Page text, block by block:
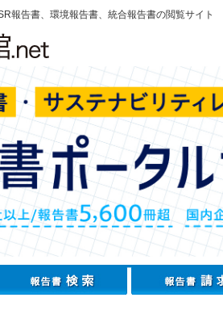
報告書、環境報告書、統合報告書の閲覧サイト